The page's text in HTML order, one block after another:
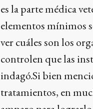
es la parte médica
elementos mínimos
ver cuáles son los
controlen que las
indagó.Si bien
tratamientos, en